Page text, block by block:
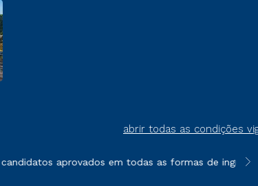
abrir todas as condições
aprovados em todas as formas de